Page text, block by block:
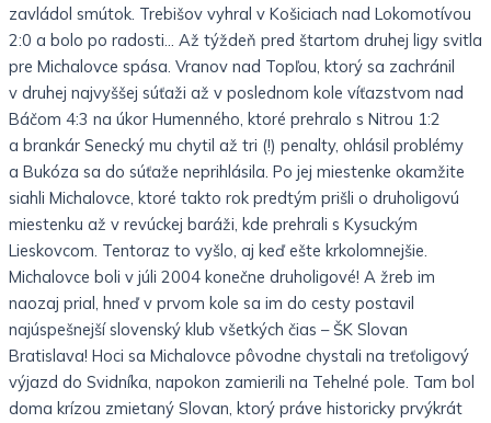
zavládol smútok. Trebišov vyhral v Košiciach nad Lokomotívou
2:0 a bolo po radosti… Až týždeň pred štartom druhej ligy svitla
pre Michalovce spása. Vranov nad Topľou, ktorý sa zachránil
v druhej najvyššej súťaži až v poslednom kole víťazstvom nad
Báčom 4:3 na úkor Humenného, ktoré prehralo s Nitrou 1:2
a brankár Senecký mu chytil až tri (!) penalty, ohlásil problémy
a Bukóza sa do súťaže neprihlásila. Po jej miestenke okamžite
siahli Michalovce, ktoré takto rok predtým prišli o druholigovú
miestenku až v revúckej baráži, kde prehrali s Kysuckým
Lieskovcom. Tentoraz to vyšlo, aj keď ešte krkolomnejšie.
Michalovce boli v júli 2004 konečne druholigové! A žreb im
naozaj prial, hneď v prvom kole sa im do cesty postavil
najúspešnejší slovenský klub všetkých čias – ŠK Slovan
Bratislava! Hoci sa Michalovce pôvodne chystali na treťoligový
výjazd do Svidníka, napokon zamierili na Tehelné pole. Tam bol
doma krízou zmietaný Slovan, ktorý práve historicky prvýkrát